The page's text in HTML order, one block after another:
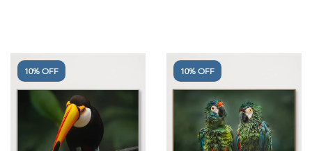
10% OFF 10% OFF